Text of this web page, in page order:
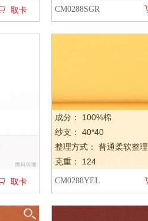
取卡 CM0288SGR
取卡
成分： 100%棉
纱支： 40*40
整理方式： 普通柔软整理
克重： 124
CM0288YEL